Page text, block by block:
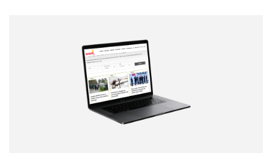
Correo electrónico
Tipo de comentario